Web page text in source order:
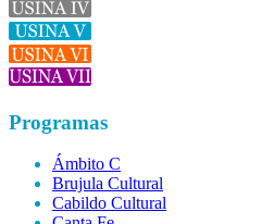
Programas
Ámbito C
Brujula Cultural
Cabildo Cultural